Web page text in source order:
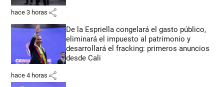
hace 3 horas share
De la Espriella congelará el gasto público,
eliminará el impuesto al patrimonio y
desarrollará el fracking: primeros anuncios
desde Cali
hace 4 horas share